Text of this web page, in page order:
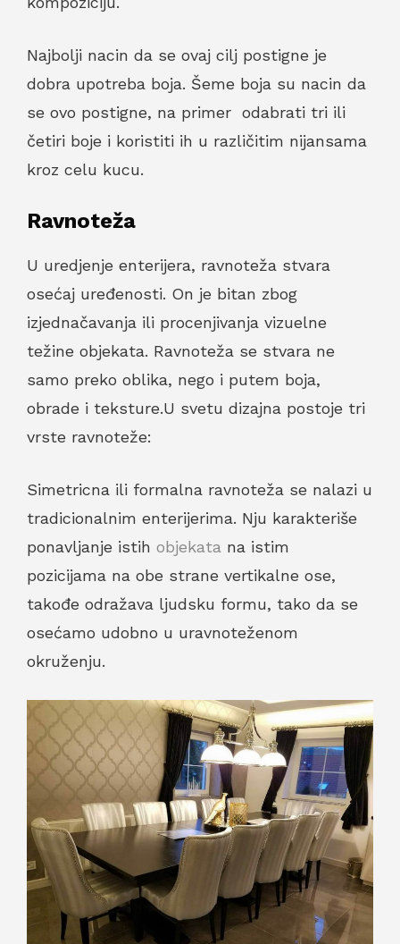
Najbolji nacin da se ovaj cilj postigne je
dobra upotreba boja. Šeme boja su nacin da
se ovo postigne, na primer odabrati tri ili
četiri boje i koristiti ih u različitim nijansama
kroz celu kucu.
Ravnoteža
U uredjenje enterijera, ravnoteža stvara
osećaj uređenosti. On je bitan zbog
izjednačavanja ili procenjivanja vizuelne
težine objekata. Ravnoteža se stvara ne
samo preko oblika, nego i putem boja,
obrade i teksture.U svetu dizajna postoje tri
vrste ravnoteže:
Simetricna ili formalna ravnoteža se nalazi u
tradicionalnim enterijerima. Nju karakteriše
ponavljanje istih objekata na istim
pozicijama na obe strane vertikalne ose,
takođe odražava ljudsku formu, tako da se
osećamo udobno u uravnoteženom
okruženju.